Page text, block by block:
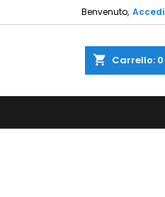
Benvenuto, Accedi
shopping_cart Carrello: 0